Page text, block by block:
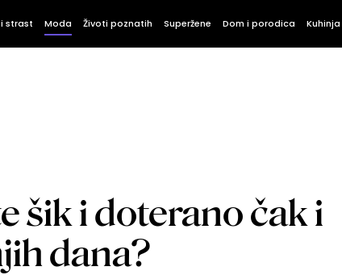
strast Moda Životi poznatih Superžene Dom i porodica Kuhinja
šik i doterano čak i
dana?